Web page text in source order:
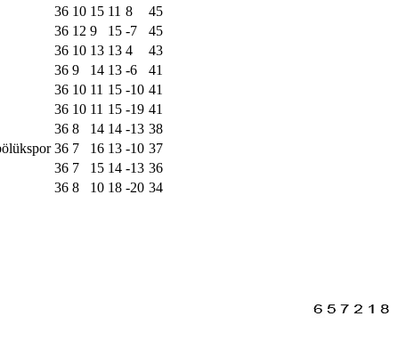
36 10 15 11 8
45
36 12 9 15 -7
45
36 10 13 13 4
43
36 9 14 13 -6
41
36 10 11 15 -10 41
36 10 11 15 -19 41
36 8 14 14 -13 38
36 7 16 13 -10 37
36 7 15 14 -13 36
36 8 10 18 -20 34